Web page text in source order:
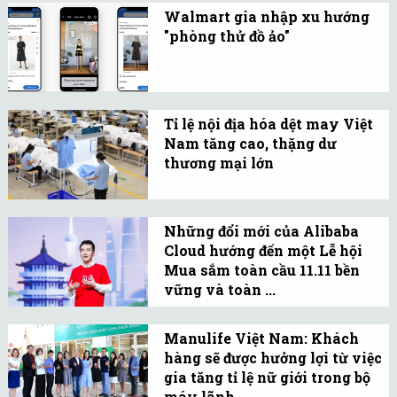
hiện đã hết chỗ, mặc dù
còn thời gian dài nữa mới
Walmart gia nhập xu hướng
"phòng thử đồ ảo"
dụng ảnh của chính họ để
hình dung rõ hơn quần
áo khi lên người trông
Tỉ lệ nội địa hóa dệt may Việt
Nam tăng cao, thặng dư
thương mại lớn
ngành dệt may Việt Nam
đã lên 57%, đạt gần mục
tiêu 60% của năm 2025.
Những đổi mới của Alibaba
Cloud hướng đến một Lễ hội
Mua sắm toàn cầu 11.11 bền
vững và toàn ...
Lễ hội Mua sắm toàn cầu
lớn nhất thế giới lần đầu
tiên diễn ra 100% trên nền
tảng “đám mây”.
Manulife Việt Nam: Khách
hàng sẽ được hưởng lợi từ việc
gia tăng tỉ lệ nữ giới trong bộ